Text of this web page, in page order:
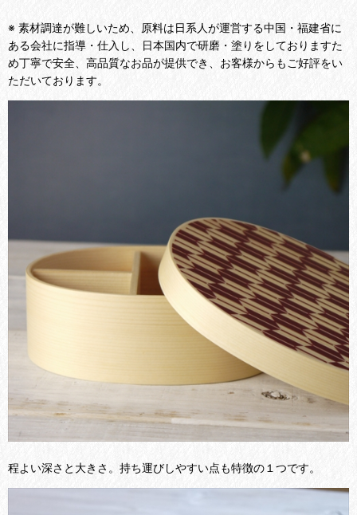
※ 素材調達が難しいため、原料は日系人が運営する中国・福建省に
ある会社に指導・仕入し、日本国内で研磨・塗りをしておりますた
め丁寧で安全、高品質なお品が提供でき、お客様からもご好評をい
ただいております。
程よい深さと大きさ。持ち運びしやすい点も特徴の１つです。